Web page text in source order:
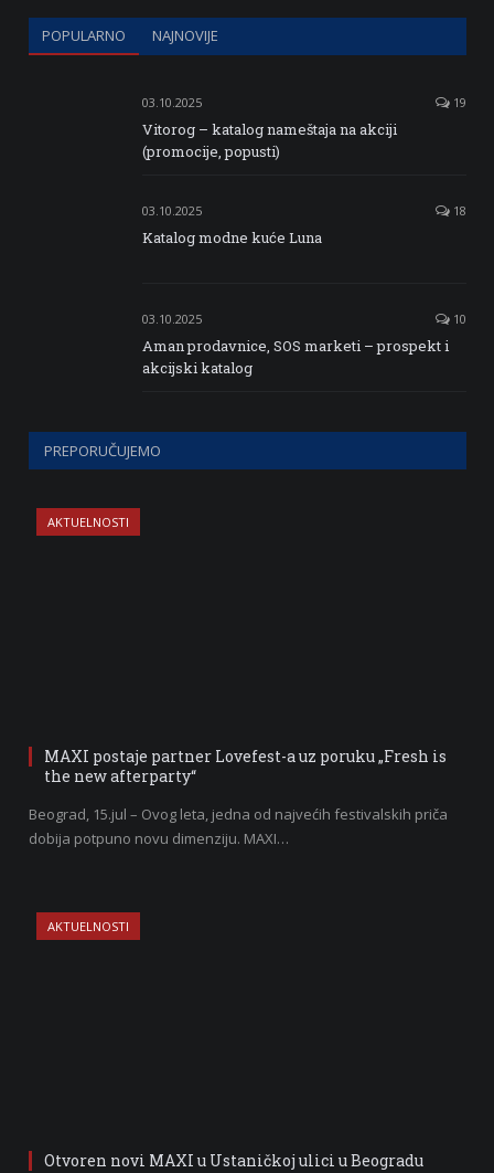
POPULARNO NAJNOVIJE
03.10.2025 19
Vitorog – katalog nameštaja na akciji
(promocije, popusti)
03.10.2025 18
Katalog modne kuće Luna
03.10.2025 10
Aman prodavnice, SOS marketi – prospekt i
akcijski katalog
PREPORUČUJEMO
AKTUELNOSTI
MAXI postaje partner Lovefest-a uz poruku „Fresh is
the new afterparty“
Beograd, 15.jul – Ovog leta, jedna od najvećih festivalskih priča
dobija potpuno novu dimenziju. MAXI…
AKTUELNOSTI
Otvoren novi MAXI u Ustaničkoj ulici u Beogradu